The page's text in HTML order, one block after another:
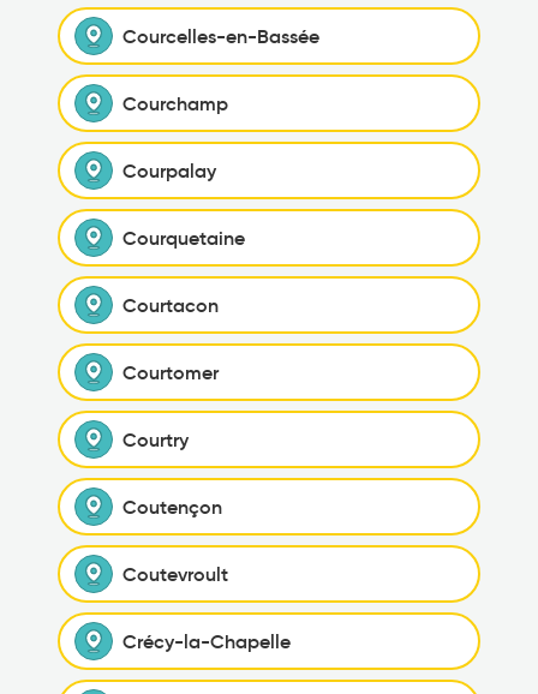
Courcelles-en-Bassée
Courchamp
Courpalay
Courquetaine
Courtacon
Courtomer
Courtry
Coutençon
Coutevroult
Crécy-la-Chapelle